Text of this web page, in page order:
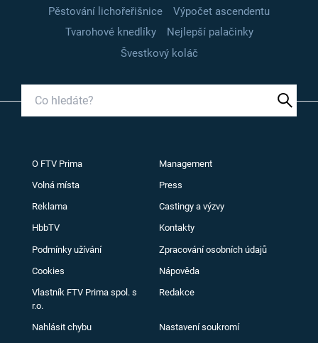
Pěstování lichořeřišnice
Výpočet ascendentu
Tvarohové knedlíky
Nejlepší palačinky
Švestkový koláč
O FTV Prima Management
Volná místa Press
Reklama Castingy a výzvy
HbbTV Kontakty
Podmínky užívání Zpracování osobních údajů
Cookies Nápověda
Vlastník FTV Prima spol. s
r.o.
Redakce
Nahlásit chybu Nastavení soukromí